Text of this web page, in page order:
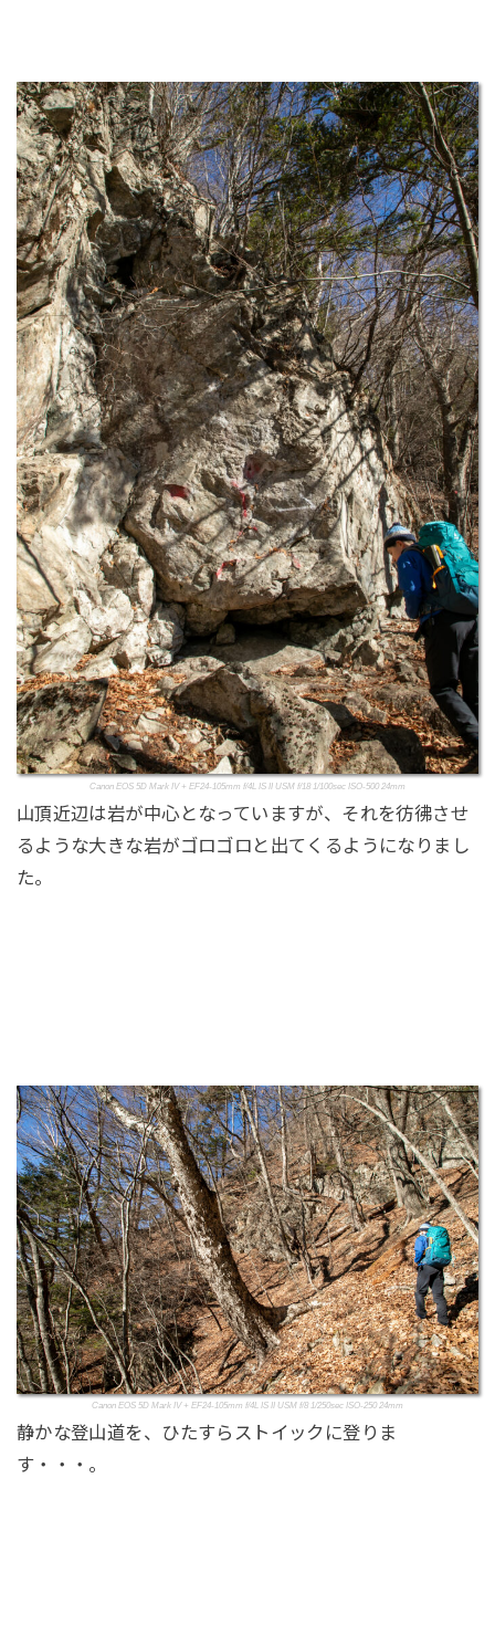
Canon EOS 5D Mark IV + EF24-105mm f/4L IS II USM f/18 1/100sec ISO-500 24mm
山頂近辺は岩が中心となっていますが、それを彷彿させ
るような大きな岩がゴロゴロと出てくるようになりまし
た。
Canon EOS 5D Mark IV + EF24-105mm f/4L IS II USM f/8 1/250sec ISO-250 24mm
静かな登山道を、ひたすらストイックに登りま
す・・・。